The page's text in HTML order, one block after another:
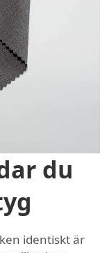
du
identiskt är